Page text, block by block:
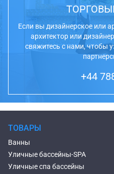
Если вы дизайнерское или
архитектор или
свяжитесь с нами, чтобы
+44
ТОВАРЫ
Ванны
Уличные бассейны-SPA
Уличные спа бассейны